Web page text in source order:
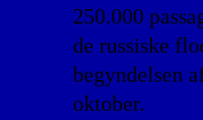
250.000
de russiske
begyndelsen
oktober.